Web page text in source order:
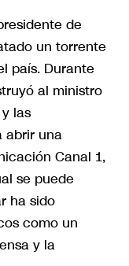
de
un torrente
país. Durante
al ministro
las
abrir una
Canal 1,
se puede
ha sido
como un
y la